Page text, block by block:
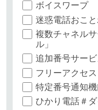
ボイスワープ
迷惑電話おこ
複数チャネル
ル」
追加番号サービ
フリーアクセ
特定番号通知
ひかり電話＃